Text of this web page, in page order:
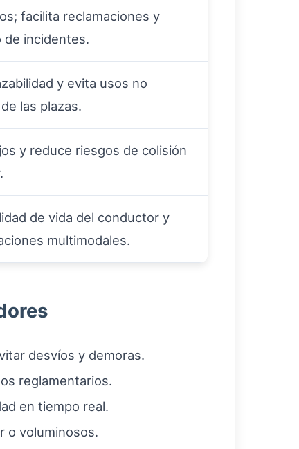
facilita reclamaciones y
de incidentes.
y evita usos no
las plazas.
y reduce riesgos de colisión
de vida del conductor y
multimodales.
desvíos y demoras.
reglamentarios.
en tiempo real.
o voluminosos.